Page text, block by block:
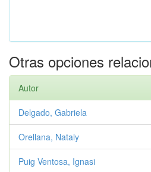
Otras opciones
Autor
Delgado, Gabriela
Orellana, Nataly
Puig Ventosa, Ignasi